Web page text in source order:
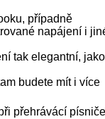
případně
napájení i
tak elegantní, jako
budete mít i více
přehrávácí